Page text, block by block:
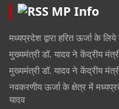
MP Info
मध्यप्रदेश द्वारा हरित ऊर्जा के
मुख्यमंत्री डॉ. यादव ने केंद्रीय
मुख्यमंत्री डॉ. यादव ने केंद्रीय
नवकरणीय ऊर्जा के क्षेत्र में
यादव